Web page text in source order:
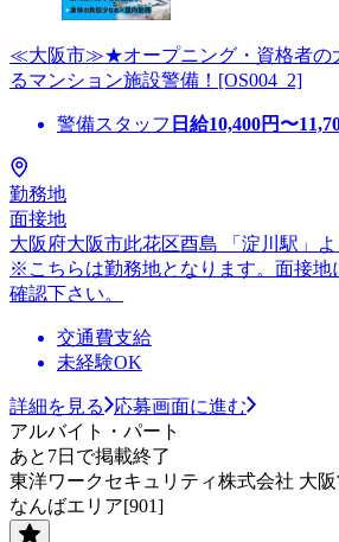
≪大阪市≫★オープニング・資格者の
るマンション施設警備！[OS004_2]
警備スタッフ 日給10,400円〜
勤務地
面接地
大阪府大阪市此花区酉島 「淀川駅」
※こちらは勤務地となります。面接地
確認下さい。
交通費支給
未経験OK
詳細を見る
応募画面に進む
アルバイト・パート
あと7日で掲載終了
東洋ワークセキュリティ株式会社 大
なんばエリア[901]